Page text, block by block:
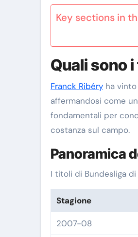
Key sections in
Quali sono
Franck Ribéry ha
affermandosi come
fondamentali per
costanza sul campo.
Panoramica
I titoli di Bundesliga
Stagione
2007-08